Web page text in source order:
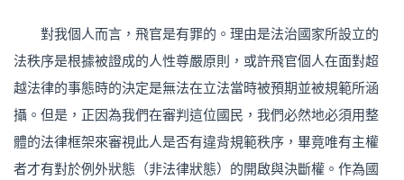
對我個人而言，飛官是有罪的。理由是法治國家所設立的
法秩序是根據被證成的人性尊嚴原則，或許飛官個人在面對超
越法律的事態時的決定是無法在立法當時被預期並被規範所涵
攝。但是，正因為我們在審判這位國民，我們必然地必須用整
體的法律框架來審視此人是否有違背規範秩序，畢竟唯有主權
者才有對於例外狀態（非法律狀態）的開啟與決斷權。作為國